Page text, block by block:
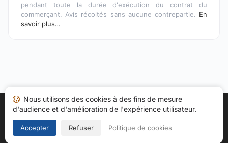
pendant toute la durée d'exécution du contrat du
commerçant. Avis récoltés sans aucune contrepartie. En
savoir plus…
Accueil Mes avis Catégories CGU
Cookies
Politique de confidentialité
Copyright © 2026
Nous utilisons des cookies à des fins de mesure
d'audience et d'amélioration de l'expérience utilisateur.
Accepter Refuser Politique de cookies